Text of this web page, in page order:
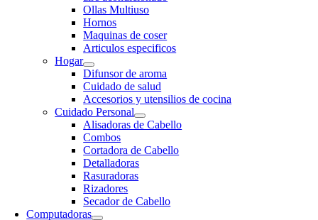
Ollas Multiuso
Hornos
Maquinas de coser
Articulos especificos
Hogar
Difunsor de aroma
Cuidado de salud
Accesorios y utensilios de cocina
Cuidado Personal
Alisadoras de Cabello
Combos
Cortadora de Cabello
Detalladoras
Rasuradoras
Rizadores
Secador de Cabello
Computadoras